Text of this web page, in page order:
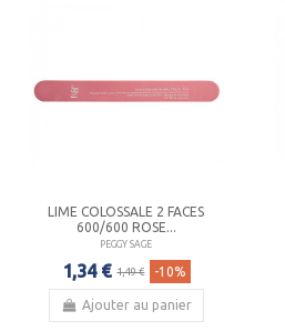
LIME COLOSSALE 2 FACES
600/600 ROSE...
PEGGY SAGE
1,34 € 1,49 € -10%
Ajouter au panier